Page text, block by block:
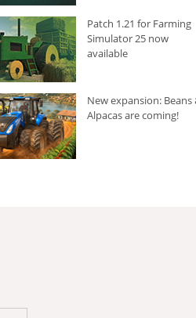
Patch 1.21 for Farming
Simulator 25 now
available
New expansion: Beans
Alpacas are coming!